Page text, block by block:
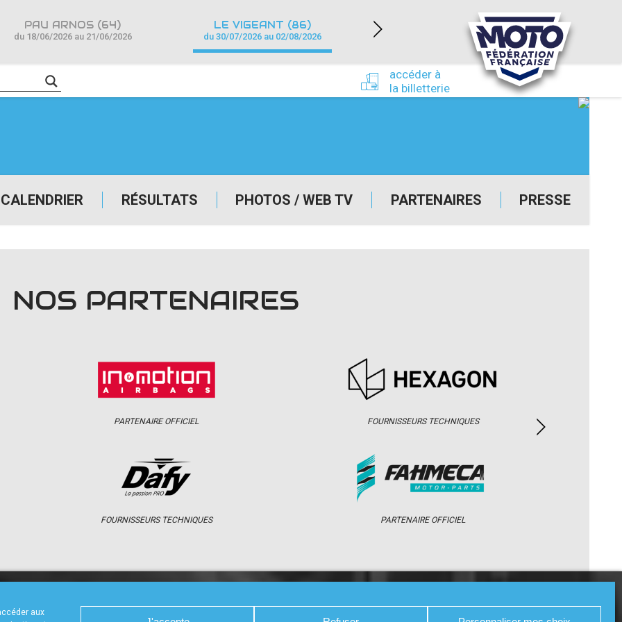
aux
CALENDRIER RÉSULTATS PHOTOS / WEB TV PARTENAIRES PRESSE
accéder à
la billetterie
PAU ARNOS (64)
du 18/06/2026 au 21/06/2026
LE VIGEANT (86)
du 30/07/2026 au 02/08/2026
NEVERS MAGNY-COURS (58)
du 24/09/2026 au 27/09/2026
NOS PARTENAIRES
PARTENAIRE OFFICIEL
FOURNISSEURS TECHNIQUES
FOURNISSEURS TECHNIQUES
PARTENAIRE OFFICIEL
CALENDRIER RÉSULTATS PHOTOS / WEB TV PARTENAIRES PRESSE